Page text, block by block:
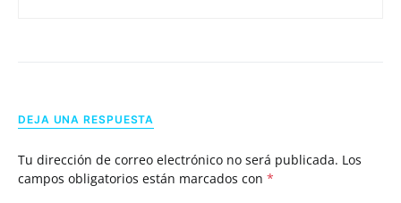
DEJA UNA RESPUESTA
Tu dirección de correo electrónico no será publicada. Los
campos obligatorios están marcados con *